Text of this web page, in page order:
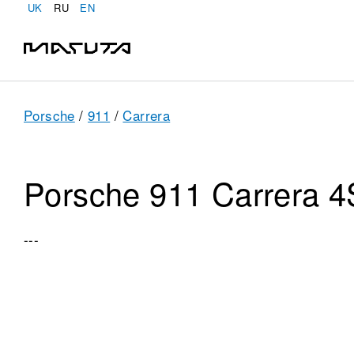
UK RU EN
Porsche / 911 / Carrera
Porsche 911 Carrera
---